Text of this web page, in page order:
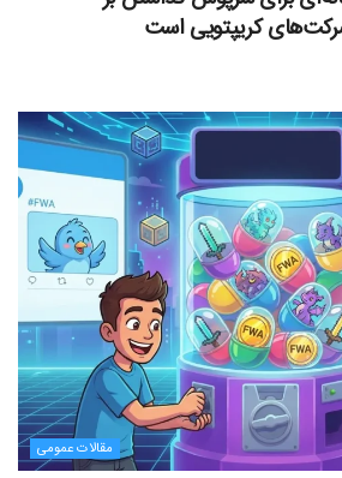
کریپتویی است
مقالات عمومی